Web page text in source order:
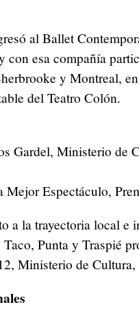
al Ballet
esa compañía
y Montreal,
del Teatro Colón.
Gardel, Ministerio de
Espectáculo,
a la trayectoria local e
Punta y Traspié
Ministerio de Cultura,